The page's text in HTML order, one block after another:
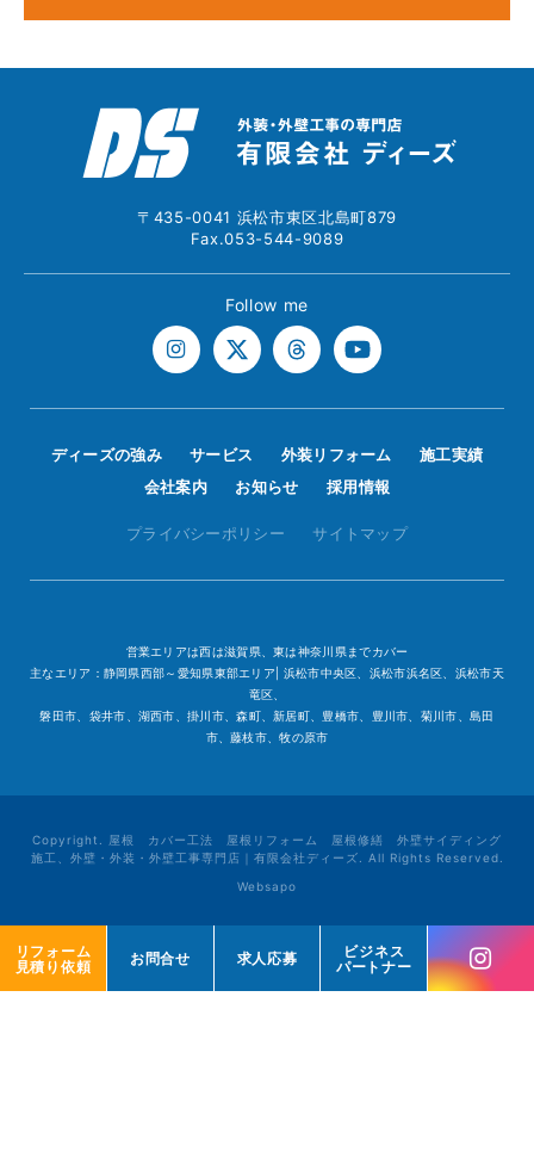
リフォーム
見積り依頼
お問合せ 求人応募
ビジネス
パートナー
リフォーム
見積り依頼
お問合せ 求人応募
ビジネス
パートナー
〒435-0041 浜松市東区北島町879
Fax.053-544-9089
Follow me
ディーズの強み サービス 外装リフォーム
施工実績
会社案内
お知らせ 採用情報
プライバシーポリシー サイトマップ
営業エリアは西は滋賀県、東は神奈川県までカバー
主なエリア：静岡県西部～愛知県東部エリア| 浜松市中央区、浜松市浜名区、浜松市天
竜区、
磐田市、袋井市、湖西市、掛川市、森町、新居町、豊橋市、豊川市、菊川市、島田
市、藤枝市、牧の原市
Copyright. 屋根 カバー工法 屋根リフォーム 屋根修繕 外壁サイディング
施工、外壁・外装・外壁工事専門店｜有限会社ディーズ. All Rights Reserved.
Websapo